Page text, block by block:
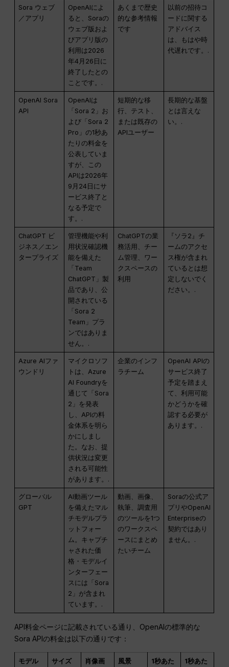
Sora ウェブ
／アプリ
OpenAIによ
ると、Soraの
ウェブ版およ
びアプリ版の
利用は2026
年4月26日に
終了したとの
ことです。.
あくまで歴史
的な参考情報
です
以前の招待コ
ードに関する
アドバイス
は、もはや時
代遅れです。.
OpenAI Sora
API
OpenAIは
「Sora 2」お
よび「Sora 2
Pro」の1秒あ
たりの料金を
公表していま
すが、この
APIは2026年
9月24日にサ
ービス終了と
なる予定で
す。.
短期的な移
行、テスト、
または既存の
APIユーザー
長期的な基盤
とは言えな
い。.
ChatGPT ビ
ジネス／エン
タープライズ
管理機能や利
用状況確認機
能を備えた
「Team
ChatGPT」製
品であり、公
開されている
「Sora 2
Team」プラ
ンではありま
せん。.
ChatGPTの業
務活用、チー
ム管理、ワー
クスペースの
利用
『ソラ2』チ
ームのアクセ
ス権が含まれ
ているとは想
定しないでく
ださい。.
Azure AIファ
ウンドリ
マイクロソフ
トは、Azure
AI Foundryを
通じて「Sora
2」を発表
し、APIの料
金体系を明ら
かにしまし
た。なお、提
供状況は変更
される可能性
があります。.
企業のインフ
ラチーム
OpenAI APIの
サービス終了
予定を踏まえ
て、利用可能
かどうかを確
認する必要が
あります。.
グローバル
GPT
AI動画ツール
を備えたマル
チモデルプラ
ットフォー
ム。キャプチ
ャされた価
格・モデルイ
ンターフェー
スには「Sora
2」が含まれ
ています。.
動画、画像、
執筆、調査用
のツールを1つ
のワークスペ
ースにまとめ
たいチーム
Soraの公式ア
プリやOpenAI
Enterpriseの
契約ではあり
ません。.
API料金ページに記載されている通り、OpenAIの標準的な
Sora APIの料金は以下の通りです：
モデル サイズ 肖像画 風景
1秒あた
1秒あた